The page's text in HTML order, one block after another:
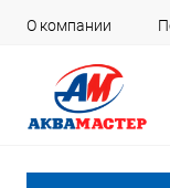
О компании